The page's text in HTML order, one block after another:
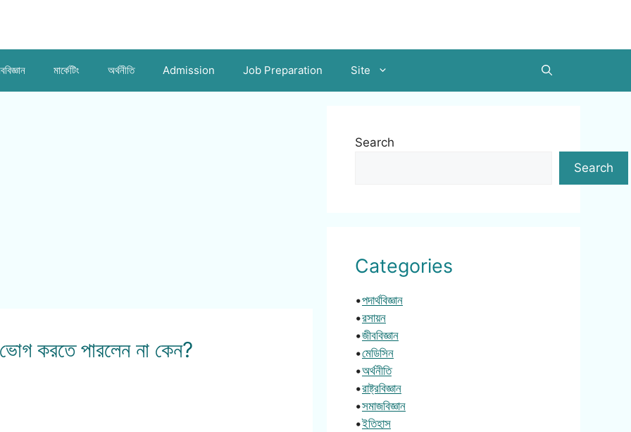
মার্কেটিং অর্থনীতি Admission Job Preparation Site
ভোগ করতে পারলেন না কেন?
Search
Search
Categories
•পদার্থবিজ্ঞান
•রসায়ন
•জীববিজ্ঞান
•মেডিসিন
•অর্থনীতি
•রাষ্ট্রবিজ্ঞান
•সমাজবিজ্ঞান
•ইতিহাস